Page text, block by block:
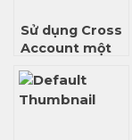
Sử dụng Cross
Account một
trong AWS
(Cập nhật)